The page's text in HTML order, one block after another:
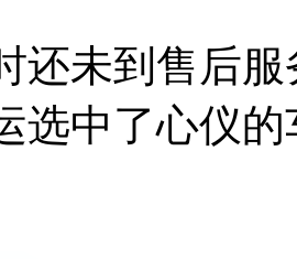
时还未到售后
选中了心仪